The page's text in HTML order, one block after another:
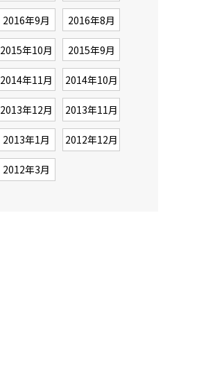
2016年9月 2016年8月
2015年10月 2015年9月
2014年11月 2014年10月
2013年12月 2013年11月
2013年1月 2012年12月
2012年3月